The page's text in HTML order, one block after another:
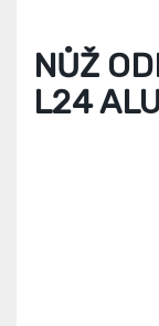
NŮŽ
L24